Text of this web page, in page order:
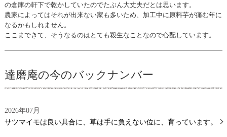
の倉庫の軒下で乾かしていたのでたぶん大丈夫だとは思います。
農家によってはそれが出来ない家も多いため、加工中に原料芋が痛む年に
なるかもしれません。
ここまできて、そうなるのはとても殺生なことなので心配しています。
達磨庵の今のバックナンバー
2026年07月
サツマイモは良い具合に、草は手に負えない位に、育っています。